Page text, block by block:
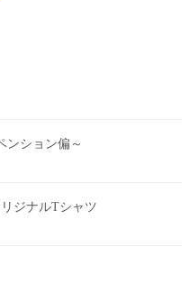
ンション偏～
ジナルTシャツ